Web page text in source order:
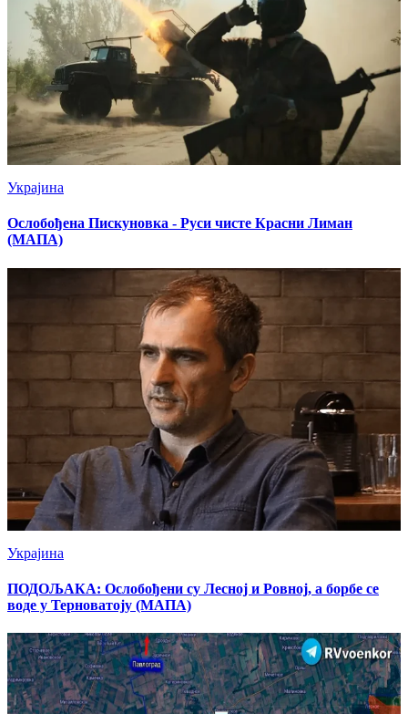
Украјина
Ослобођена Пискуновка - Руси чисте Красни Лиман
(МАПА)
Украјина
ПОДОЉАКА: Ослобођени су Лесној и Ровној, a борбе се
воде у Терноватоју (МАПА)